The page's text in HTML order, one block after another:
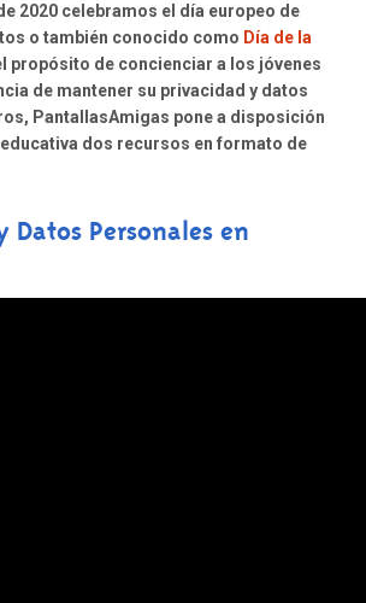
2020 celebramos el día europeo de
o también conocido como Día de la
propósito de concienciar a los jóvenes
de mantener su privacidad y datos
PantallasAmigas pone a disposición
dos recursos en formato de
Datos Personales en